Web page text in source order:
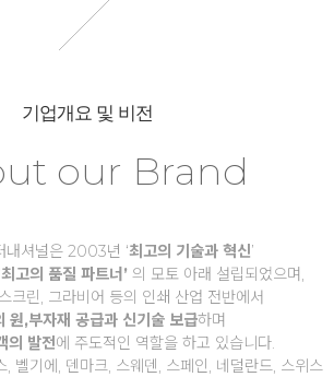
기업개요 및 비전
our Brand
내셔널은 2003년 ‘최고의 기술과 혁신’
최고의 품질 파트너’의 모토 아래 설립되었으며,
크린, 그라비어 등의 인쇄 산업 전반에서
원,부자재 공급과 신기술 보급하며
의 발전에 주도적인 역할을 하고 있습니다.
, 벨기에, 덴마크, 스웨덴, 스페인, 네덜란드, 스위스